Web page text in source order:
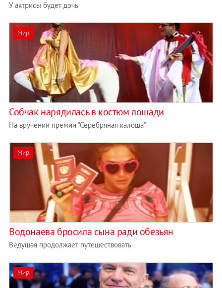
У актрисы будет дочь
Мир
Собчак нарядилась в костюм лошади
На вручении премии "Серебряная калоша"
Мир
Водонаева бросила сына ради обезьян
Ведущая продолжает путешествовать
Мир